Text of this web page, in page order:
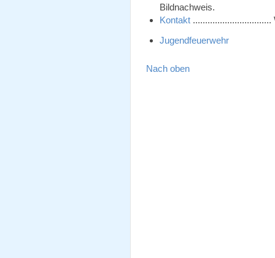
Bildnachweis.
Kontakt................................
Jugendfeuerwehr
Nach oben